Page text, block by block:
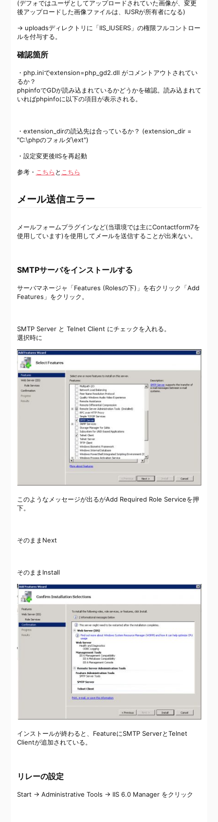
(デフォではユーザとしてアップロードされていた画像が、変更
後アップロードした画像ファイルは、IUSRが所有者になる)
→ uploadsディレクトリに「IIS_IUSERS」の権限フルコントロー
ルを付与する。
確認箇所
・php.iniでextension=php_gd2.dll がコメントアウトされてい
るか？
phpinfoでGDが読み込まれているかどうかを確認。読み込まれて
いればphpinfoに以下の項目が表示される。
・extension_dirの読込先は合っているか？ (extension_dir =
"C:\phpのフォルダ\ext")
・設定変更後IISを再起動
参考・ こちら と こちら
メール送信エラー
メールフォームプラグインなど(当環境では主にContactform7を
使用しています)を使用してメールを送信することが出来ない。
SMTPサーバをインストールする
サーバマネージャ「Features (Rolesの下)」を右クリック「Add
Features」をクリック。
SMTP Server と Telnet Client にチェックを入れる。
選択時に
このようなメッセージが出るがAdd Required Role Serviceを押
下。
そのままNext
そのままInstall
インストールが終わると、FeatureにSMTP ServerとTelnet
Clientが追加されている。
リレーの設定
Start → Administrative Tools → IIS 6.0 Manager をクリック